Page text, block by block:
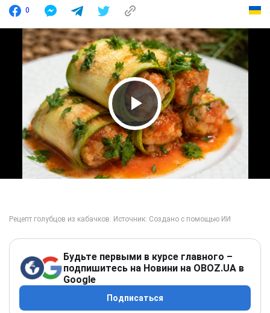
0
Play Video
Будьте первыми в курсе главного –
подпишитесь на Новини на OBOZ.UA в
Google
Подписаться